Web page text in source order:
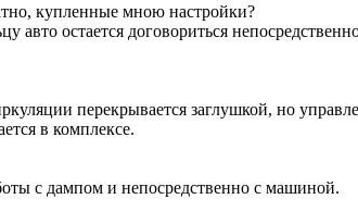
купленные мною настройки?
остается договориться
перекрывается заглушкой, но
в комплексе.
с дампом и непосредственно с машиной.